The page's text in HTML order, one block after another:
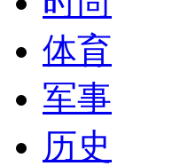
体育
军事
历史